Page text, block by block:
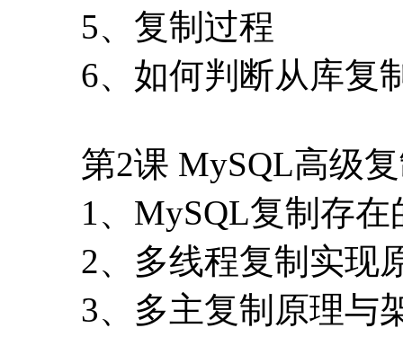
5、复制过程
6、如何判断从库复
第2课 MySQL高级
1、MySQL复制存在
2、多线程复制实现
3、多主复制原理与